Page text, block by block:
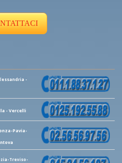
-
- Vercelli
Pavia-
Treviso-